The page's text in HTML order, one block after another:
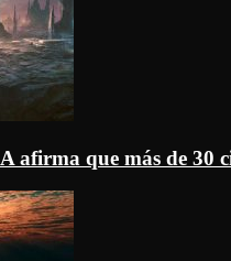
afirma que más de 30